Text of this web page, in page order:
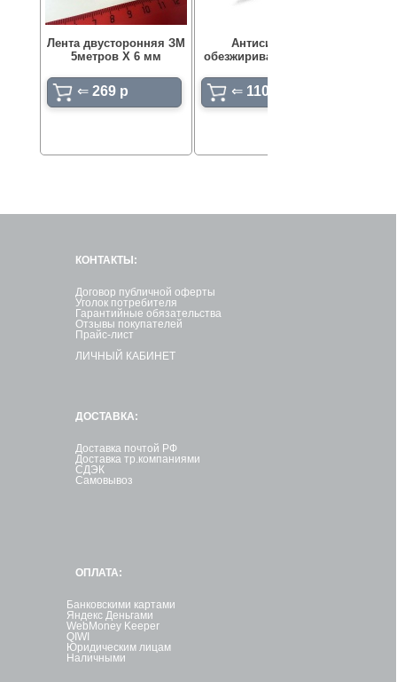
Лента двусторонняя ЗМ
5метров Х 6 мм
⇐ 269 p
Антисиликон,
обезжириватель 10 мл.
⇐ 110 p
КОНТАКТЫ:
Договор публичной оферты
Уголок потребителя
Гарантийные обязательства
Отзывы покупателей
Прайс-лист
ЛИЧНЫЙ КАБИНЕТ
ДОСТАВКА:
Доставка почтой РФ
Доставка тр.компаниями
СДЭК
Самовывоз
ОПЛАТА:
Банковскими картами
Яндекс Деньгами
WebMoney Keeper
QIWI
Юридическим лицам
Наличными